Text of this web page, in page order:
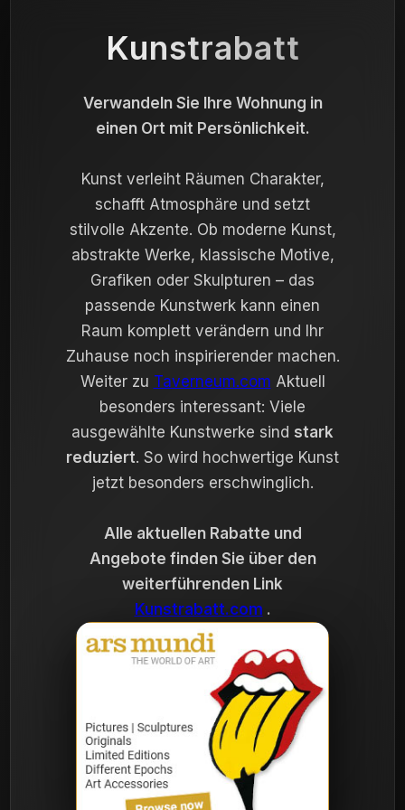
Kunstrabatt
Verwandeln Sie Ihre Wohnung in
einen Ort mit Persönlichkeit.
Kunst verleiht Räumen Charakter,
schafft Atmosphäre und setzt
stilvolle Akzente. Ob moderne Kunst,
abstrakte Werke, klassische Motive,
Grafiken oder Skulpturen – das
passende Kunstwerk kann einen
Raum komplett verändern und Ihr
Zuhause noch inspirierender machen.
Weiter zu Taverneum.com Aktuell
besonders interessant: Viele
ausgewählte Kunstwerke sind stark
reduziert. So wird hochwertige Kunst
jetzt besonders erschwinglich.
Alle aktuellen Rabatte und
Angebote finden Sie über den
weiterführenden Link
Kunstrabatt.com .